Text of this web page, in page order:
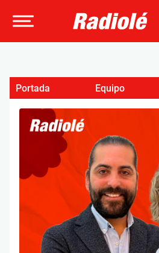
Portada Equipo